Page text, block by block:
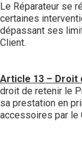
Le Réparateur se
certaines
dépassant ses
Client.
Article 13 – Droit
droit de retenir le
sa prestation en
accessoires par le